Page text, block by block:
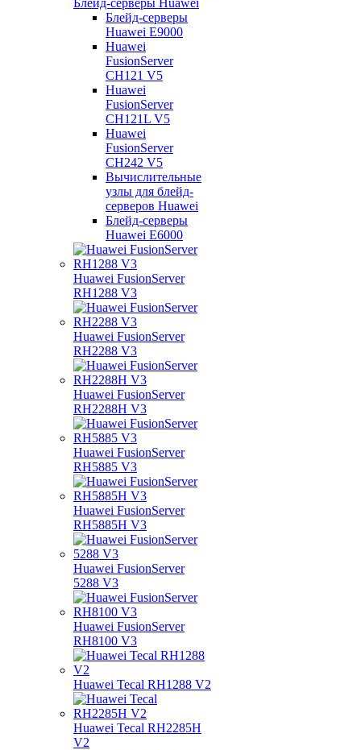
Блейд-серверы Huawei
Блейд-серверы
Huawei E9000
Huawei
FusionServer
CH121 V5
Huawei
FusionServer
CH121L V5
Huawei
FusionServer
CH242 V5
Вычислительные
узлы для блейд-
серверов Huawei
Блейд-серверы
Huawei E6000
Huawei FusionServer
RH1288 V3
Huawei FusionServer
RH2288 V3
Huawei FusionServer
RH2288H V3
Huawei FusionServer
RH5885 V3
Huawei FusionServer
RH5885H V3
Huawei FusionServer
5288 V3
Huawei FusionServer
RH8100 V3
Huawei Tecal RH1288 V2
Huawei Tecal RH2285H
V2